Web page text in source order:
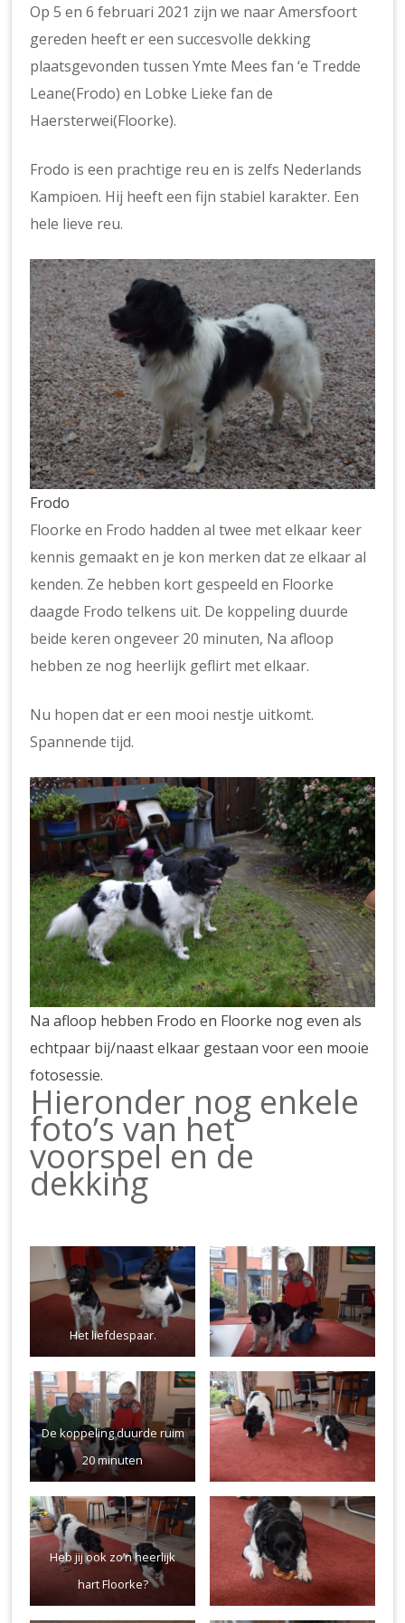
Op 5 en 6 februari 2021 zijn we naar Amersfoort
gereden heeft er een succesvolle dekking
plaatsgevonden tussen Ymte Mees fan ‘e Tredde
Leane(Frodo) en Lobke Lieke fan de
Haersterwei(Floorke).
Frodo is een prachtige reu en is zelfs Nederlands
Kampioen. Hij heeft een fijn stabiel karakter. Een
hele lieve reu.
Frodo
Floorke en Frodo hadden al twee met elkaar keer
kennis gemaakt en je kon merken dat ze elkaar al
kenden. Ze hebben kort gespeeld en Floorke
daagde Frodo telkens uit. De koppeling duurde
beide keren ongeveer 20 minuten, Na afloop
hebben ze nog heerlijk geflirt met elkaar.
Nu hopen dat er een mooi nestje uitkomt.
Spannende tijd.
Na afloop hebben Frodo en Floorke nog even als
echtpaar bij/naast elkaar gestaan voor een mooie
fotosessie.
Hieronder nog enkele
foto’s van het
voorspel en de
dekking
Het liefdespaar.
De koppeling duurde ruim
20 minuten
Heb jij ook zo’n heerlijk
hart Floorke?